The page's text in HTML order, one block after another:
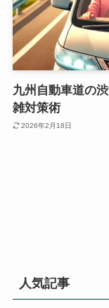
九州自動車道の
雑対策術
2026年2月18日
人気記事